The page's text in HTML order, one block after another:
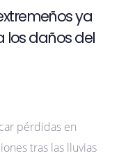
ya
los daños del
pérdidas en
tras las lluvias